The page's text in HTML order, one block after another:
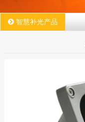
智慧补光产品